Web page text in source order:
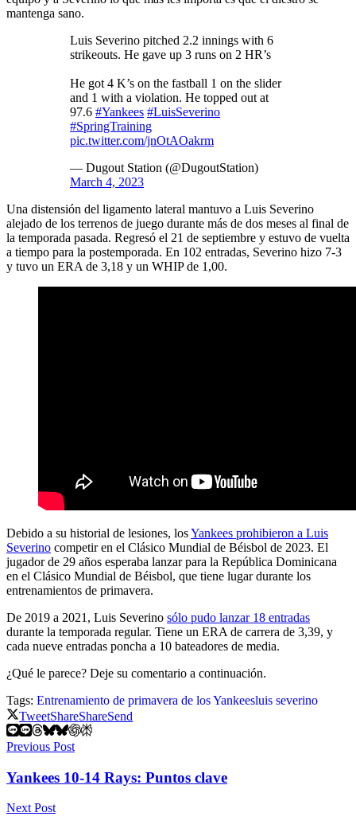
mantenga sano.
Luis Severino pitched 2.2 innings with 6
strikeouts. He gave up 3 runs on 2 HR’s
He got 4 K’s on the fastball 1 on the slider
and 1 with a violation. He topped out at
97.6 #Yankees #LuisSeverino
#SpringTraining
pic.twitter.com/jnOtAOakrm
— Dugout Station (@DugoutStation)
March 4, 2023
Una distensión del ligamento lateral mantuvo a Luis Severino
alejado de los terrenos de juego durante más de dos meses al final de
la temporada pasada. Regresó el 21 de septiembre y estuvo de vuelta
a tiempo para la postemporada. En 102 entradas, Severino hizo 7-3
y tuvo un ERA de 3,18 y un WHIP de 1,00.
Debido a su historial de lesiones, losYankees prohibieron a Luis
Severino competir en el Clásico Mundial de Béisbol de 2023. El
jugador de 29 años esperaba lanzar para la República Dominicana
en el Clásico Mundial de Béisbol, que tiene lugar durante los
entrenamientos de primavera.
De 2019 a 2021, Luis Severino sólo pudo lanzar 18 entradas
durante la temporada regular. Tiene un ERA de carrera de 3,39, y
cada nueve entradas poncha a 10 bateadores de media.
¿Qué le parece? Deje su comentario a continuación.
Tags: Entrenamiento de primavera de los Yankeesluis severino
TweetShareShareSend
Previous Post
Yankees 10-14 Rays: Puntos clave
Next Post